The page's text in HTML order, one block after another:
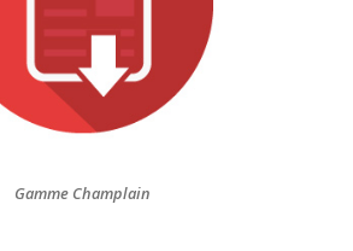
Gamme Champlain